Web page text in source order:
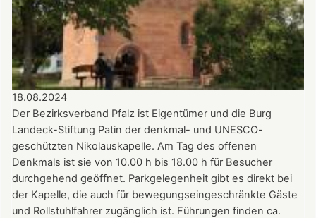
18.08.2024
Der Bezirksverband Pfalz ist Eigentümer und die Burg
Landeck-Stiftung Patin der denkmal- und UNESCO-
geschützten Nikolauskapelle. Am Tag des offenen
Denkmals ist sie von 10.00 h bis 18.00 h für Besucher
durchgehend geöffnet. Parkgelegenheit gibt es direkt bei
der Kapelle, die auch für bewegungseingeschränkte Gäste
und Rollstuhlfahrer zugänglich ist. Führungen finden ca.